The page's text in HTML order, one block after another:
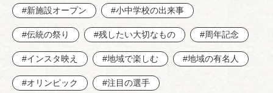
#新施設オープン #小中学校の出来事
#伝統の祭り #残したい大切なもの #周年記念
#インスタ映え #地域で楽しむ #地域の有名人
#オリンピック #注目の選手